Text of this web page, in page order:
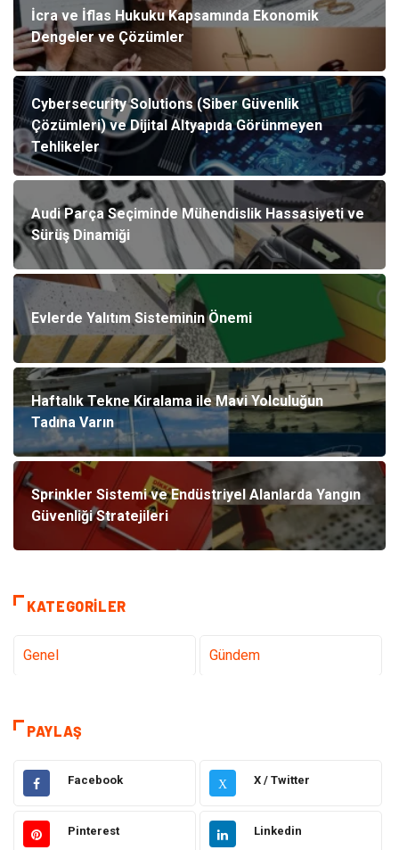
İcra ve İflas Hukuku Kapsamında Ekonomik
Dengeler ve Çözümler
Cybersecurity Solutions (Siber Güvenlik
Çözümleri) ve Dijital Altyapıda Görünmeyen
Tehlikeler
Audi Parça Seçiminde Mühendislik Hassasiyeti ve
Sürüş Dinamiği
Evlerde Yalıtım Sisteminin Önemi
Haftalık Tekne Kiralama ile Mavi Yolculuğun
Tadına Varın
Sprinkler Sistemi ve Endüstriyel Alanlarda Yangın
Güvenliği Stratejileri
KATEGORILER
Genel Gündem
Elektrik Elektronik Makine
Otomotiv Ulaşım ve Taşımacılık
PAYLAŞ
Facebook X X / Twitter
Pinterest Linkedin